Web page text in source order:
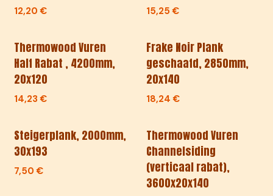
12,20 € 15,25 €
Thermowood Vuren
Half Rabat , 4200mm,
20x120
14,23 €
Frake Noir Plank
geschaafd, 2850mm,
20x140
18,24 €
Steigerplank, 2000mm,
30x193
7,50 €
Thermowood Vuren
Channelsiding
(verticaal rabat),
3600x20x140